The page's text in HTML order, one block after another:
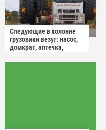
Следующие в колонне
грузовики везут: насос,
домкрат, аптечка,